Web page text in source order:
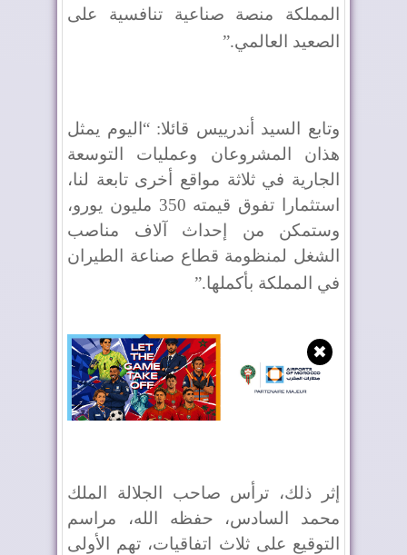
المملكة منصة صناعية تنافسية على
الصعيد العالمي”.
وتابع السيد أندرييس قائلا: “اليوم يمثل
هذان المشروعان وعمليات التوسعة
الجارية في ثلاثة مواقع أخرى تابعة لنا،
استثمارا تفوق قيمته 350 مليون يورو،
وستمكن من إحداث آلاف مناصب
الشغل لمنظومة قطاع صناعة الطيران
في المملكة بأكملها”.
✖
إثر ذلك، ترأس صاحب الجلالة الملك
محمد السادس، حفظه الله، مراسم
التوقيع على ثلاث اتفاقيات، تهم الأولى